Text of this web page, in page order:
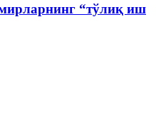
“тўлиқ иш